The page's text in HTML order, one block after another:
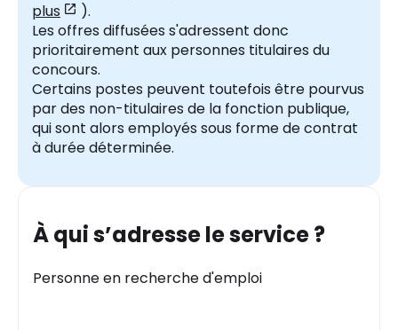
plus
).
Les offres diffusées s'adressent donc
prioritairement aux personnes titulaires du
concours.
Certains postes peuvent toutefois être pourvus
par des non-titulaires de la fonction publique,
qui sont alors employés sous forme de contrat
à durée déterminée.
À qui s’adresse le service ?
Personne en recherche d'emploi